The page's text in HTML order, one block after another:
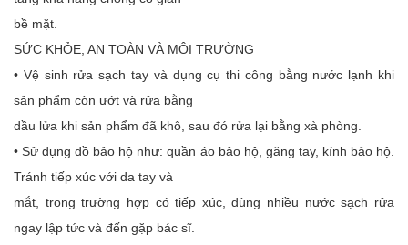
bề mặt.
SỨC KHỎE, AN TOÀN VÀ MÔI TRƯỜNG
• Vệ sinh rửa sạch tay và dụng cụ thi công bằng nước lạnh khi
sản phẩm còn ướt và rửa bằng
dầu lửa khi sản phẩm đã khô, sau đó rửa lại bằng xà phòng.
• Sử dụng đồ bảo hộ như: quần áo bảo hộ, găng tay, kính bảo hộ.
Tránh tiếp xúc với da tay và
mắt, trong trường hợp có tiếp xúc, dùng nhiều nước sạch rửa
ngay lập tức và đến gặp bác sĩ.